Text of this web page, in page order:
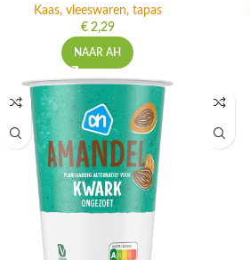
Kaas, vleeswaren, tapas
€2,29
NAAR AH